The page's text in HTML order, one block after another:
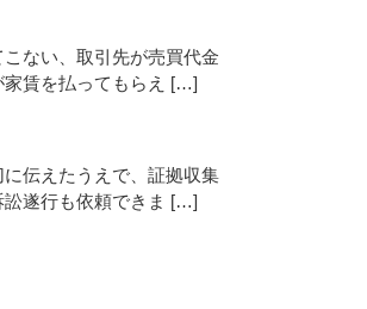
ない、取引先が売買代金
家賃を払ってもらえ […]
伝えたうえで、証拠収集
訟遂行も依頼できま […]